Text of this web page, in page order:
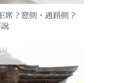
席？窓側・通路側？